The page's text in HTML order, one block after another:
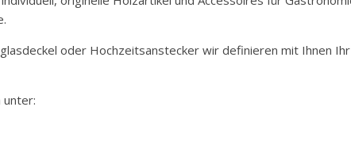
oder Hochzeitsanstecker wir definieren mit Ihnen
unter: